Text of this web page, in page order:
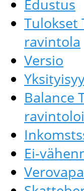
Edustus
Tulokset
ravintola
Versio
Balance
Ei-